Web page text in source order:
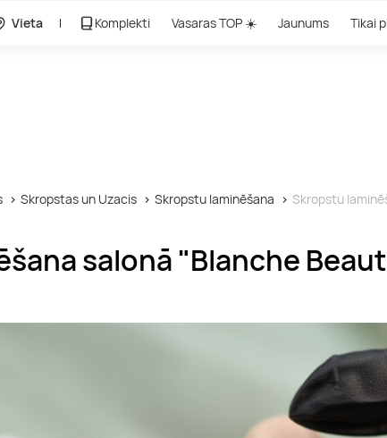
Vieta Komplekti Vasaras TOP ☀️ Jaunums Tikai
Skropstas un Uzacis Skropstu laminēšana Skropstu
salonā "Blanche